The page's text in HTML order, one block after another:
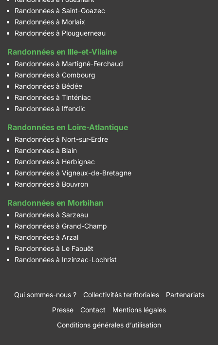
Randonnées à Saint-Goazec
Randonnées à Morlaix
Randonnées à Plouguerneau
Randonnées en Ille-et-Vilaine
Randonnées à Martigné-Ferchaud
Randonnées à Combourg
Randonnées à Bédée
Randonnées à Tinténiac
Randonnées à Iffendic
Randonnées en Loire-Atlantique
Randonnées à Nort-sur-Erdre
Randonnées à Blain
Randonnées à Herbignac
Randonnées à Vigneux-de-Bretagne
Randonnées à Bouvron
Randonnées en Morbihan
Randonnées à Sarzeau
Randonnées à Grand-Champ
Randonnées à Arzal
Randonnées à Le Faouët
Randonnées à Inzinzac-Lochrist
Qui sommes-nous ? Collectivités territoriales
Partenariats
Presse
Contact
Mentions légales
Conditions générales d’utilisation